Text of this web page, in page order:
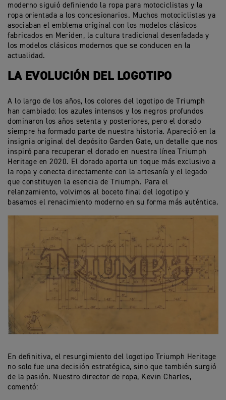
moderno siguió definiendo la ropa para motociclistas y la
ropa orientada a los concesionarios. Muchos motociclistas ya
asociaban el emblema original con los modelos clásicos
fabricados en Meriden, la cultura tradicional desenfadada y
los modelos clásicos modernos que se conducen en la
actualidad.
LA EVOLUCIÓN DEL LOGOTIPO
A lo largo de los años, los colores del logotipo de Triumph
han cambiado: los azules intensos y los negros profundos
dominaron los años setenta y posteriores, pero el dorado
siempre ha formado parte de nuestra historia. Apareció en la
insignia original del depósito Garden Gate, un detalle que nos
inspiró para recuperar el dorado en nuestra línea Triumph
Heritage en 2020. El dorado aporta un toque más exclusivo a
la ropa y conecta directamente con la artesanía y el legado
que constituyen la esencia de Triumph. Para el
relanzamiento, volvimos al boceto final del logotipo y
basamos el renacimiento moderno en su forma más auténtica.
En definitiva, el resurgimiento del logotipo Triumph Heritage
no solo fue una decisión estratégica, sino que también surgió
de la pasión. Nuestro director de ropa, Kevin Charles,
comentó: